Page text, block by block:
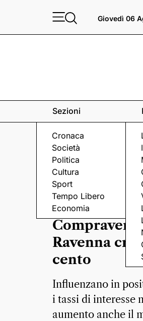
Giovedì 06
Sezioni
Cronaca
Società
Politica
Cultura
Sport
Tempo Libero
Economia
L'ANALISI
Ravenna
cento
Influenzano in
i tassi di interesse
aumento anche il